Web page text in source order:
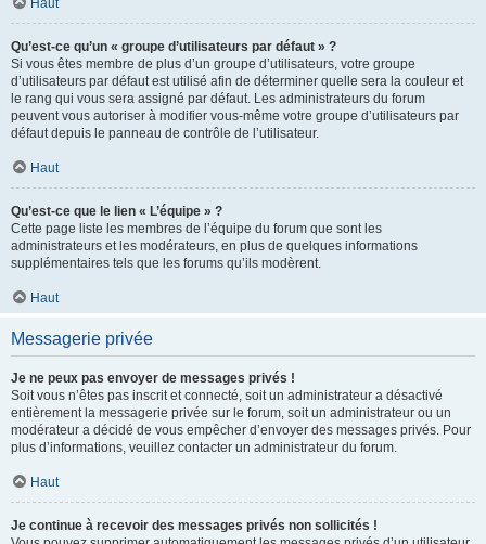
Haut
Qu’est-ce qu’un « groupe d’utilisateurs par défaut » ?
Si vous êtes membre de plus d’un groupe d’utilisateurs, votre groupe
d’utilisateurs par défaut est utilisé afin de déterminer quelle sera la couleur et
le rang qui vous sera assigné par défaut. Les administrateurs du forum
peuvent vous autoriser à modifier vous-même votre groupe d’utilisateurs par
défaut depuis le panneau de contrôle de l’utilisateur.
Haut
Qu’est-ce que le lien « L’équipe » ?
Cette page liste les membres de l’équipe du forum que sont les
administrateurs et les modérateurs, en plus de quelques informations
supplémentaires tels que les forums qu’ils modèrent.
Haut
Messagerie privée
Je ne peux pas envoyer de messages privés !
Soit vous n’êtes pas inscrit et connecté, soit un administrateur a désactivé
entièrement la messagerie privée sur le forum, soit un administrateur ou un
modérateur a décidé de vous empêcher d’envoyer des messages privés. Pour
plus d’informations, veuillez contacter un administrateur du forum.
Haut
Je continue à recevoir des messages privés non sollicités !